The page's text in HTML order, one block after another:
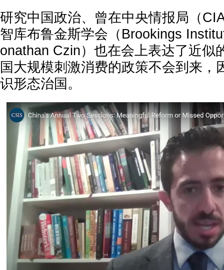
研究中国政治、曾在中央情报局（
智库布鲁金斯学会（Brookings
onathan Czin）也在会上表达了近似
国大规模刺激消费的政策不会到来，
识形态治国。